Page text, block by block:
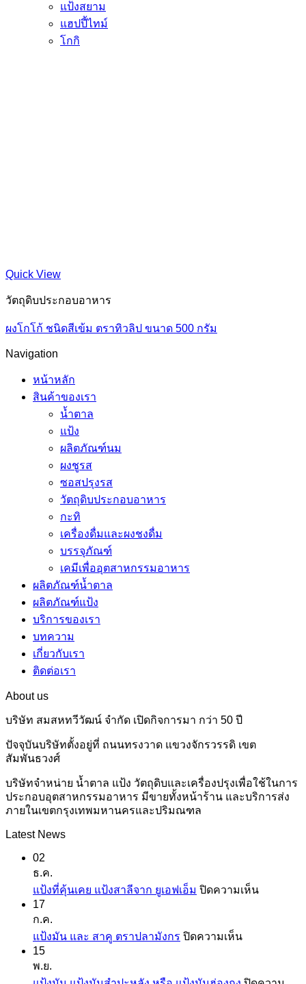
แป้งสยาม
แฮปปี้ไทม์
โกกิ
Quick View
วัตถุดิบประกอบอาหาร
ผงโกโก้ ชนิดสีเข้ม ตราทิวลิป ขนาด 500 กรัม
Navigation
หน้าหลัก
สินค้าของเรา
น้ำตาล
แป้ง
ผลิตภัณฑ์นม
ผงชูรส
ซอสปรุงรส
วัตถุดิบประกอบอาหาร
กะทิ
เครื่องดื่มและผงชงดื่ม
บรรจุภัณฑ์
เคมีเพื่ออุตสาหกรรมอาหาร
ผลิตภัณฑ์น้ำตาล
ผลิตภัณฑ์แป้ง
บริการของเรา
บทความ
เกี่ยวกับเรา
ติดต่อเรา
About us
บริษัท สมสหทวีวัฒน์ จำกัด เปิดกิจการมา กว่า 50 ปี
ปัจจุบันบริษัทตั้งอยู่ที่ ถนนทรงวาด แขวงจักรวรรดิ เขต
สัมพันธวงศ์
บริษัทจำหน่าย น้ำตาล แป้ง วัตถุดิบและเครื่องปรุงเพื่อใช้ในการ
ประกอบอุตสาหกรรมอาหาร มีขายทั้งหน้าร้าน และบริการส่ง
ภายในเขตกรุงเทพมหานครและปริมณฑล
Latest News
02
ธ.ค.
แป้งที่คุ้นเคย แป้งสาลีจาก ยูเอฟเอ็ม ปิดความเห็นบน
17
ก.ค.
แป้งมัน และ สาคู ตราปลามังกร ปิดความเห็นบน
15
พ.ย.